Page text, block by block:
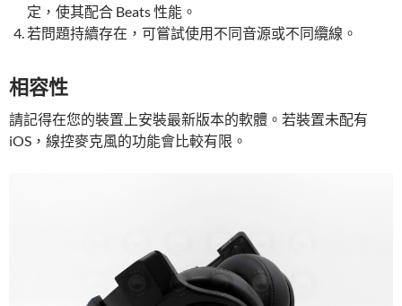
定，使其配合 Beats 性能。
若問題持續存在，可嘗試使用不同音源或不同纜線。
相容性
請記得在您的裝置上安裝最新版本的軟體。若裝置未配有
iOS，線控麥克風的功能會比較有限。